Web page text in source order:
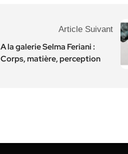
Article Suivant
A la galerie Selma Feriani :
Corps, matière, perception